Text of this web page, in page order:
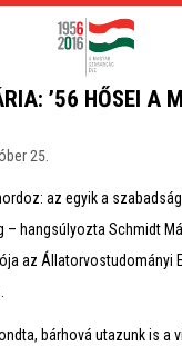
’56 HŐSEI A
25.
az egyik a
hangsúlyozta Schmidt
az Állatorvostudományi
bárhová utazunk is a